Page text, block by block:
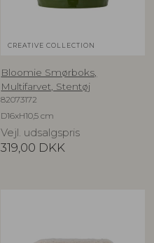
CREATIVE COLLECTION
Bloomie Smørboks,
Multifarvet, Stentøj
82073172
D16xH10,5 cm
Vejl. udsalgspris
319,00 DKK